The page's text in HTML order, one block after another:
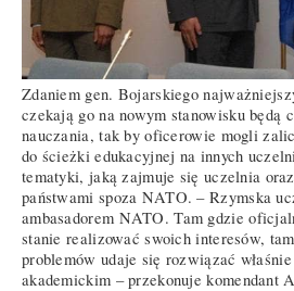
Zdaniem gen. Bojarskiego
czekają go na nowym stanowisku będą
nauczania, tak by oficerowie mogli
do ścieżki edukacyjnej na innych
tematyki, jaką zajmuje się uczelnia
państwami spoza NATO. – Rzymska
ambasadorem NATO. Tam gdzie
stanie realizować swoich interesów,
problemów udaje się rozwiązać
akademickim – przekonuje komendant